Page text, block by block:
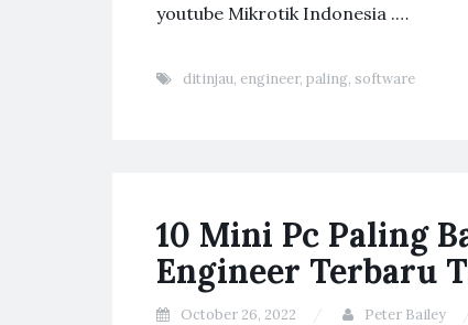
youtube Mikrotik Indonesia .…
ditinjau, engineer, paling, software
10 Mini Pc Paling
Engineer Terbaru
October 26, 2022 Peter Bailey